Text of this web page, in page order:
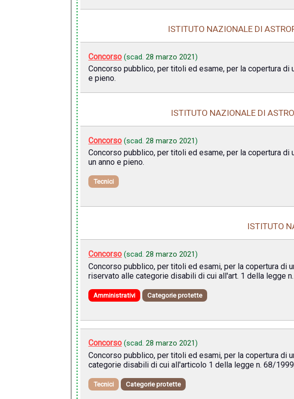
ISTITUTO NAZIONALE DI
Concorso (scad. 28 marzo 2021)
Concorso pubblico, per titoli ed esame, per la copertura
e pieno.
ISTITUTO NAZIONALE DI
Concorso (scad. 28 marzo 2021)
Concorso pubblico, per titoli ed esame, per la copertura
un anno e pieno.
Tecnici
ISTITUTO
Concorso (scad. 28 marzo 2021)
Concorso pubblico, per titoli ed esami, per la copertura di
riservato alle categorie disabili di cui all'art. 1 della legge
Amministrativi Categorie protette
Concorso (scad. 28 marzo 2021)
Concorso pubblico, per titoli ed esami, per la copertura di
categorie disabili di cui all'articolo 1 della legge n. 68/
Tecnici Categorie protette